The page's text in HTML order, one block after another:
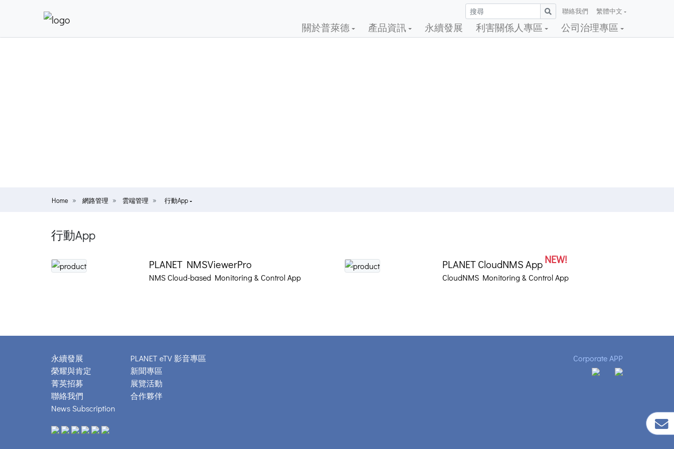
聯絡我們 繁體中文
關於普萊德 產品資訊 永續發展 利害關係人專區 公司治理專區
Home 網路管理 雲端管理 行動App
行動App
PLANET NMSViewerPro
NMS Cloud-based Monitoring & Control App
PLANET CloudNMS AppNEW!
CloudNMS Monitoring & Control App
永續發展
榮耀與肯定
菁英招募
聯絡我們
News Subscription
PLANET eTV 影音專區
新聞專區
展覽活動
合作夥伴
Corporate APP